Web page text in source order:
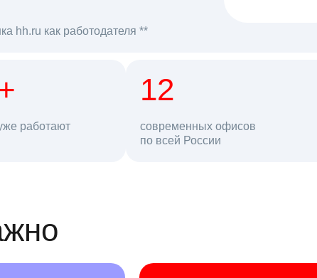
hh.ru как работодателя **
работают
68 млн 12
современных офисов
по всей Россиипользователей в день